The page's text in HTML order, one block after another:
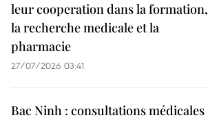
leur cooperation dans la formation,
la recherche medicale et la
pharmacie
27/07/2026 03:41
Bac Ninh : consultations médicales